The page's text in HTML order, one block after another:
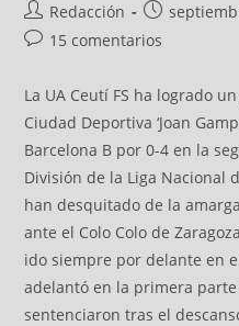
Redacción
15 comentarios
La UA Ceutí FS ha logrado
Ciudad Deportiva ‘Joan
Barcelona B por 0-4 en la
División de la Liga Nacional
han desquitado de la
ante el Colo Colo de
ido siempre por delante en
adelantó en la primera
sentenciaron tras el